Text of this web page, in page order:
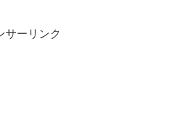
サーリンク